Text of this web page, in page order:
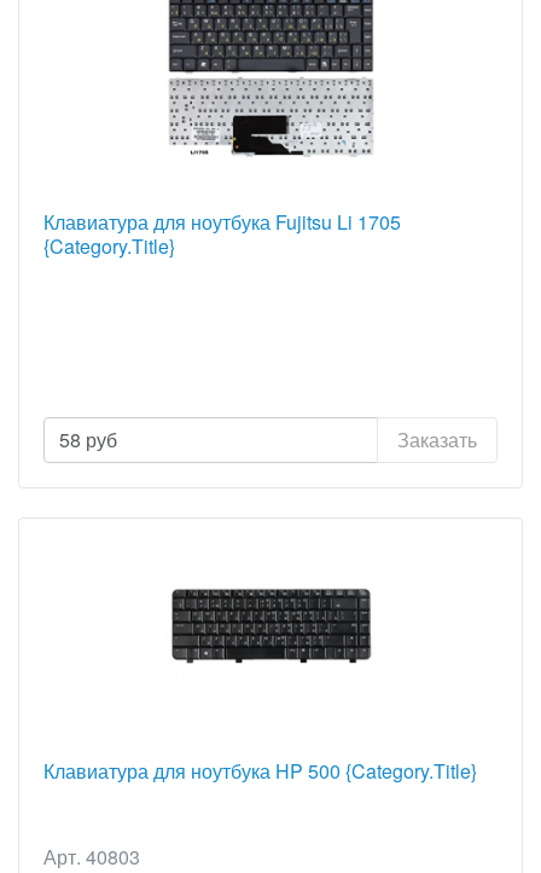
Клавиатура для ноутбука Fujitsu Li 1705
{Category.Title}
58 руб Заказать
Клавиатура для ноутбука HP 500 {Category.Title}
Арт. 40803